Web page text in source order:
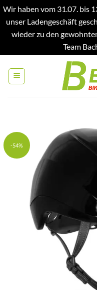
Wir haben vom 31.07. bis
unser Ladengeschäft
wieder zu den
Team
Inhalt
springen
-54%